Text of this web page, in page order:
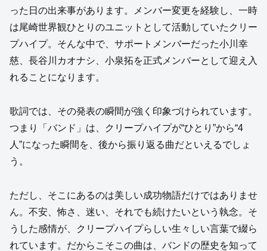
った日の出来事があります。メンバー変更を経験し、一時
は尾崎世界観ひとりのユニットとして活動していたクリー
プハイプ。そんな中で、サポートメンバーだった小川幸
慈、長谷川カオナシ、小泉拓を正式メンバーとして迎え入
れることになります。
歌詞では、その発表の瞬間が強く印象づけられています。
つまり「バンド」は、クリープハイプが“ひとり”から“4
人”になった瞬間を、後から振り返る曲だといえるでしょ
う。
ただし、そこにあるのは美しい成功物語だけではありませ
ん。不安、怖さ、迷い、それでも続けたいという執念。そ
うした感情が、クリープハイプらしい生々しい言葉で綴ら
れています。だからこそこの曲は、バンドの歴史を知って